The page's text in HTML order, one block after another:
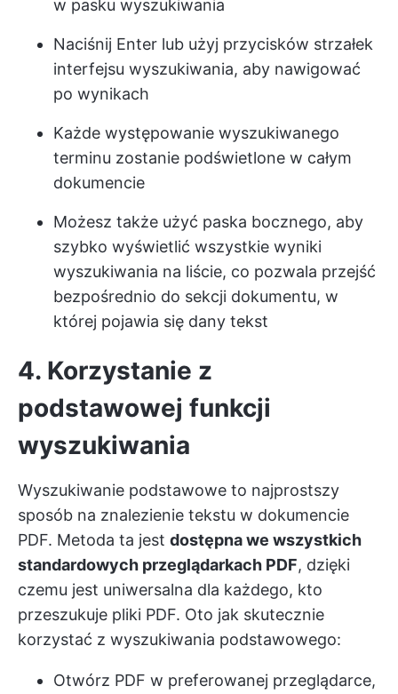
w pasku wyszukiwania
Naciśnij Enter lub użyj przycisków strzałek
interfejsu wyszukiwania, aby nawigować
po wynikach
Każde występowanie wyszukiwanego
terminu zostanie podświetlone w całym
dokumencie
Możesz także użyć paska bocznego, aby
szybko wyświetlić wszystkie wyniki
wyszukiwania na liście, co pozwala przejść
bezpośrednio do sekcji dokumentu, w
której pojawia się dany tekst
4. Korzystanie z
podstawowej funkcji
wyszukiwania
Wyszukiwanie podstawowe to najprostszy
sposób na znalezienie tekstu w dokumencie
PDF. Metoda ta jest dostępna we wszystkich
standardowych przeglądarkach PDF, dzięki
czemu jest uniwersalna dla każdego, kto
przeszukuje pliki PDF. Oto jak skutecznie
korzystać z wyszukiwania podstawowego:
Otwórz PDF w preferowanej przeglądarce,